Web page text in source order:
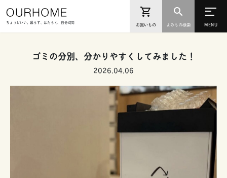
ちょうどいい。暮らす、はたらく、自分時間
ゴミの分別、分かりやすくしてみました！
2026.04.06
お買いもの よみもの検索